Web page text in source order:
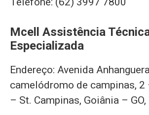
Mcell Assistência
Especializada
Endereço: Avenida
camelódromo de campinas, 2
– St. Campinas, Goiânia –